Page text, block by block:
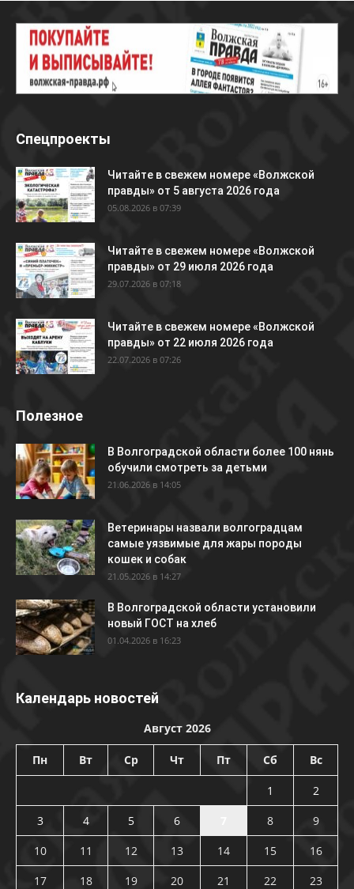
Спецпроекты
Читайте в свежем номере «Волжской
правды» от 5 августа 2026 года
05.08.2026 в 07:39
Читайте в свежем номере «Волжской
правды» от 29 июля 2026 года
29.07.2026 в 07:18
Читайте в свежем номере «Волжской
правды» от 22 июля 2026 года
22.07.2026 в 07:26
Полезное
В Волгоградской области более 100 нянь
обучили смотреть за детьми
21.06.2026 в 14:05
Ветеринары назвали волгоградцам
самые уязвимые для жары породы
кошек и собак
21.05.2026 в 14:27
В Волгоградской области установили
новый ГОСТ на хлеб
01.04.2026 в 16:23
Календарь новостей
Август 2026
Пн Вт Ср Чт Пт Сб Вс
1
2
3
4 5 6 8
9
10
11 12 13 14 15
16
17
18 19 20 21 22
23